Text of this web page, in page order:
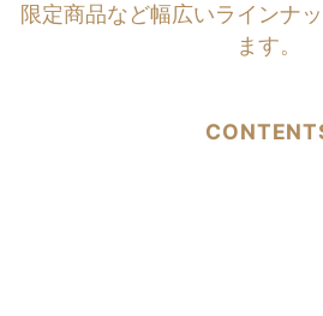
限定商品など幅広いラインナ
ます。